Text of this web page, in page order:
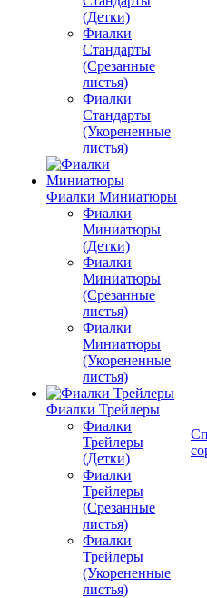
(Детки)
Фиалки
Стандарты
(Срезанные
листья)
Фиалки
Стандарты
(Укорененные
листья)
Фиалки Миниатюры
Фиалки
Миниатюры
(Детки)
Фиалки
Миниатюры
(Срезанные
листья)
Фиалки
Миниатюры
(Укорененные
листья)
Фиалки Трейлеры
Фиалки
Трейлеры
(Детки)
Фиалки
Трейлеры
(Срезанные
листья)
Фиалки
Трейлеры
(Укорененные
листья)